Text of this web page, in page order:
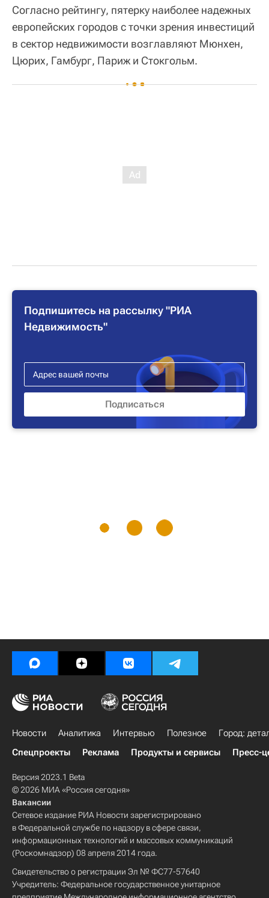
Согласно рейтингу, пятерку наиболее надежных
европейских городов с точки зрения инвестиций
в сектор недвижимости возглавляют Мюнхен,
Цюрих, Гамбург, Париж и Стокгольм.
Подпишитесь на рассылку "РИА
Недвижимость"
Новости Аналитика Интервью Полезное
Город:
Спецпроекты
Реклама Продукты и сервисы Пресс-
Версия 2023.1 Beta
© 2026 МИА «Россия сегодня»
Вакансии
Сетевое издание РИА Новости зарегистрировано
в Федеральной службе по надзору в сфере связи,
информационных технологий и массовых коммуникаций
(Роскомнадзор) 08 апреля 2014 года.
Свидетельство о регистрации Эл № ФС77-57640
Учредитель: Федеральное государственное унитарное